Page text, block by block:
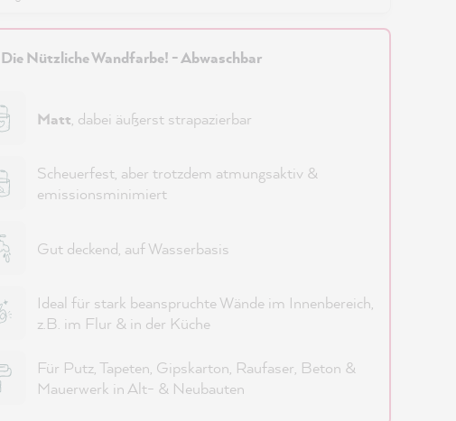
Die Nützliche Wandfarbe! - Abwaschbar
Matt , dabei äußerst strapazierbar
Scheuerfest, aber trotzdem atmungsaktiv &
emissionsminimiert
Gut deckend, auf Wasserbasis
Ideal für stark beanspruchte Wände im Innenbereich,
z.B. im Flur & in der Küche
Für Putz, Tapeten, Gipskarton, Raufaser, Beton &
Mauerwerk in Alt- & Neubauten